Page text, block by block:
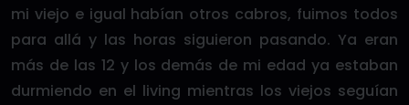
mi viejo e igual habían otros cabros, fuimos todos
para allá y las horas siguieron pasando. Ya eran
más de las 12 y los demás de mi edad ya estaban
durmiendo en el living mientras los viejos seguían